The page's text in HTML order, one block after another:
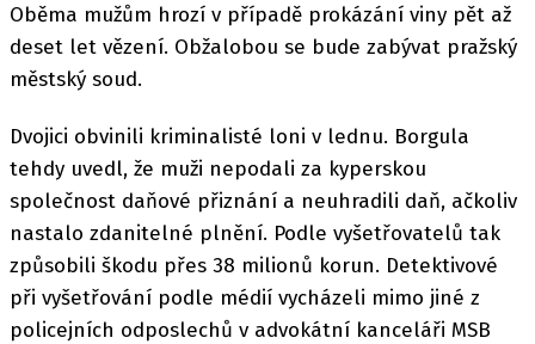
Oběma mužům hrozí v případě prokázání viny pět až
deset let vězení. Obžalobou se bude zabývat pražský
městský soud.
Dvojici obvinili kriminalisté loni v lednu. Borgula
tehdy uvedl, že muži nepodali za kyperskou
společnost daňové přiznání a neuhradili daň, ačkoliv
nastalo zdanitelné plnění. Podle vyšetřovatelů tak
způsobili škodu přes 38 milionů korun. Detektivové
při vyšetřování podle médií vycházeli mimo jiné z
policejních odposlechů v advokátní kanceláři MSB